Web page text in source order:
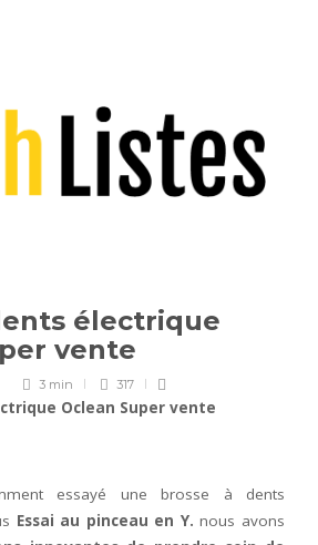
électrique
vente
3 min 317
Oclean Super vente
essayé une brosse à dents
Essai au pinceau en Y.nous avons